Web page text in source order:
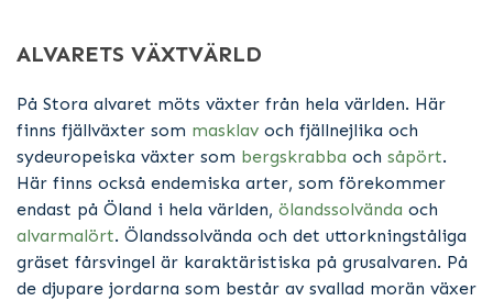
ALVARETS VÄXTVÄRLD
På Stora alvaret möts växter från hela världen. Här
finns fjällväxter som masklav och fjällnejlika och
sydeuropeiska växter som bergskrabba och såpört.
Här finns också endemiska arter, som förekommer
endast på Öland i hela världen, ölandssolvända och
alvarmalört. Ölandssolvända och det uttorkningståliga
gräset fårsvingel är karaktäristiska på grusalvaren. På
de djupare jordarna som består av svallad morän växer